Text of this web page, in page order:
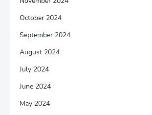
October 2024
September 2024
August 2024
July 2024
June 2024
May 2024